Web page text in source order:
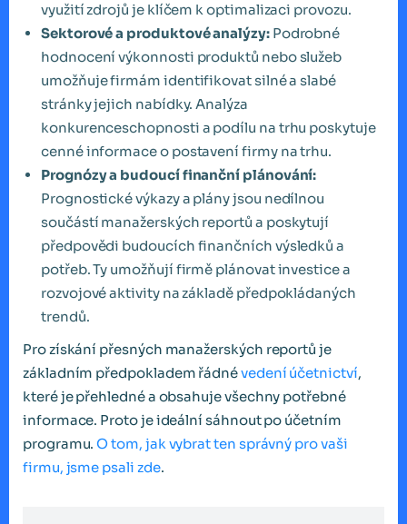
využití zdrojů je klíčem k optimalizaci provozu.
Sektorové a produktové analýzy: Podrobné
hodnocení výkonnosti produktů nebo služeb
umožňuje firmám identifikovat silné a slabé
stránky jejich nabídky. Analýza
konkurenceschopnosti a podílu na trhu poskytuje
cenné informace o postavení firmy na trhu.
Prognózy a budoucí finanční plánování:
Prognostické výkazy a plány jsou nedílnou
součástí manažerských reportů a poskytují
předpovědi budoucích finančních výsledků a
potřeb. Ty umožňují firmě plánovat investice a
rozvojové aktivity na základě předpokládaných
trendů.
Pro získání přesných manažerských reportů je
základním předpokladem řádnévedení účetnictví,
které je přehledné a obsahuje všechny potřebné
informace. Proto je ideální sáhnout po účetním
programu.O tom, jak vybrat ten správný pro vaši
firmu, jsme psali zde.